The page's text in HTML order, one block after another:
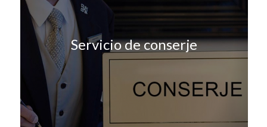
Servicio de conserje